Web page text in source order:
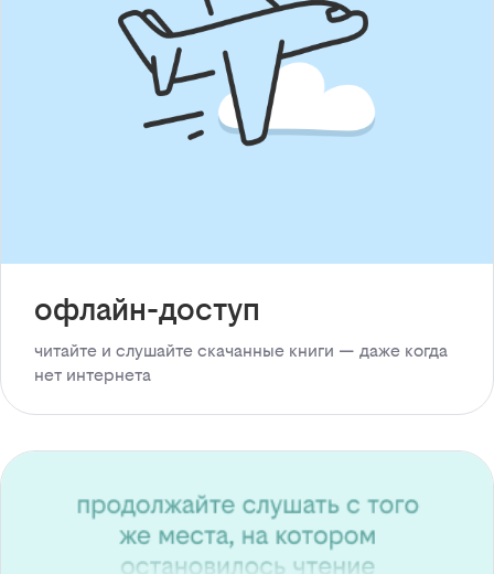
офлайн-доступ
читайте и слушайте скачанные книги — даже когда
нет интернета